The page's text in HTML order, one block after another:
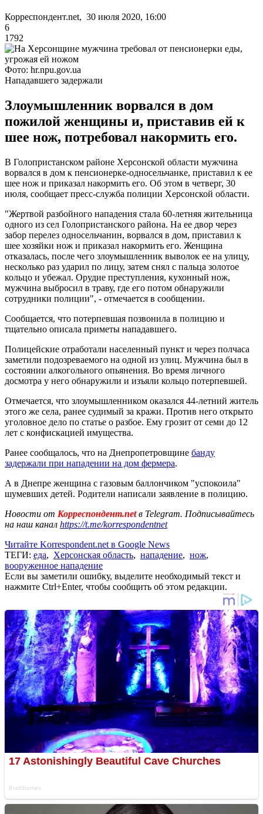
Корреспондент.net, 30 июля 2020, 16:00
6
1792
Фото: hr.npu.gov.ua
Нападавшего задержали
Злоумышленник ворвался в дом
пожилой женщины и, приставив ей к
шее нож, потребовал накормить его.
В Голопристанском районе Херсонской области мужчина
ворвался в дом к пенсионерке-односельчанке, приставил к ее
шее нож и приказал накормить его. Об этом в четверг, 30
июля, сообщает пресс-служба полиции Херсонской области.
"Жертвой разбойного нападения стала 60-летняя жительница
одного из сел Голопристанского района. На ее двор через
забор перелез односельчанин, ворвался в дом, приставил к
шее хозяйки нож и приказал накормить его. Женщина
отказалась, после чего злоумышленник выволок ее на улицу,
несколько раз ударил по лицу, затем снял с пальца золотое
кольцо и убежал. Орудие преступления, кухонный нож,
мужчина выбросил в траву, где его потом обнаружили
сотрудники полиции", - отмечается в сообщении.
Сообщается, что потерпевшая позвонила в полицию и
тщательно описала приметы нападавшего.
Полицейские отработали населенный пункт и через полчаса
заметили подозреваемого на одной из улиц. Мужчина был в
состоянии алкогольного опьянения. Во время личного
досмотра у него обнаружили и изъяли кольцо потерпевшей.
Отмечается, что злоумышленником оказался 44-летний житель
этого же села, ранее судимый за кражи. Против него открыто
уголовное дело по статье о разбое. Ему грозит от семи до 12
лет с конфискацией имущества.
Ранее сообщалось, что на Днепропетровщине банду
задержали при нападении на дом фермера.
А в Днепре женщина с газовым баллончиком "успокоила"
шумевших детей. Родители написали заявление в полицию.
Новости от Корреспондент.netв Telegram. Подписывайтесь
на наш канал https://t.me/korrespondentnet
Читайте Korrespondent.net в Google News
ТЕГИ: еда, Херсонская область, нападение, нож,
вооруженное нападение
Если вы заметили ошибку, выделите необходимый текст и
нажмите Ctrl+Enter, чтобы сообщить об этом редакции.